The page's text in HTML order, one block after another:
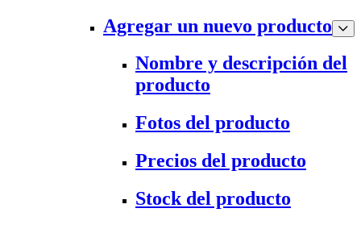
Agregar un nuevo producto
Nombre y descripción del
producto
Fotos del producto
Precios del producto
Stock del producto